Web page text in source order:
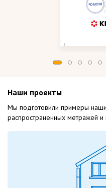
Наши проекты
Мы подготовили примеры
распространенных метражей